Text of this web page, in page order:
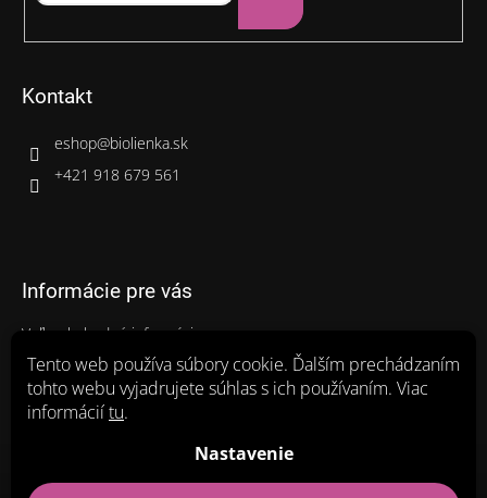
Tento web používa súbory cookie. Ďalším prechádzaním
tohto webu vyjadrujete súhlas s ich používaním. Viac
informáciítu.
Nastavenie
Hľadať
Kontakt
eshop@biolienka.sk
+421 918 679 561
Informácie pre vás
Veľkoobchodné informácie
Gastro balenia
Ako nakupovať
Obchodné podmienky
Zásady ochrany osobných údajov a poučenie o cookies